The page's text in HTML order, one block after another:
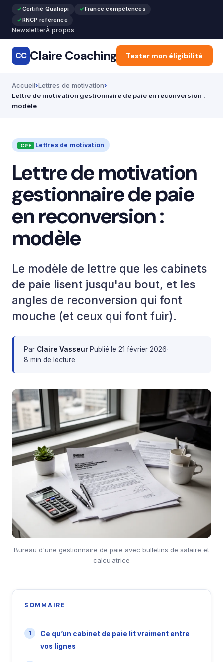
Certifié Qualiopi
France compétences
RNCP référencé
NewsletterÀ propos
CC Claire Coaching Accueil Articles
Tester mon éligibilité
Accueil Lettres de motivation
Lettre de motivation gestionnaire de paie en reconversion :
modèle
Lettres de motivation
Lettre de motivation
gestionnaire de paie
en reconversion :
modèle
Le modèle de lettre que les cabinets
de paie lisent jusqu'au bout, et les
angles de reconversion qui font
mouche (et ceux qui font fuir).
Par Claire Vasseur·Publié le 21 février 2026·
8 min de lecture
Bureau d'une gestionnaire de paie avec bulletins de salaire et
calculatrice
SOMMAIRE
Ce qu’un cabinet de paie lit vraiment entre
vos lignes